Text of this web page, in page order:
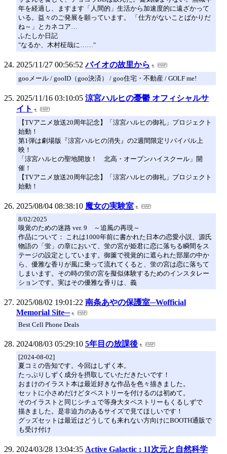
年を経過し、ますます「人間的」生活から加速度的に遠ざかって
いる。益々のご発展を願っています。 「仕方がないことばかりだ
ね～」とカネコア…
ふたしか日記
"なるか、木村柾哉に……"
2025/11/27 00:56:52 バイオの故里から
gooメール / gooID（goo決済） / goo住宅・不動産 / GOLF me!
2025/11/16 03:10:05 涼宮ハルヒの憂鬱 オフィシャルサ
イト
【TVアニメ放送20周年記念】「涼宮ハルヒの御礼」プロジェクト
始動！
第1弾は劇場版『涼宮ハルヒの消失』の2週間限定リバイバル上
映！
「涼宮ハルヒの聖地開放！ 北高・オープンハイスクール」開
催！
【TVアニメ放送20周年記念】「涼宮ハルヒの御礼」プロジェクト
始動！
2025/08/04 08:38:10 魔女の実験室
8/02/2025
嗅覚のための迷路 ver. 9 ～追風の再現～
作品について： これは1000年前に書かれた日本の恋愛小説、源氏
物語の「蛍」の章において、蛍の宮が姫君に恋に落ちる瞬間をス
テージの設定としています。御簾で視覚的に遮られた部屋の中か
ら、優雅な香りが風に乗って流れてくると、蛍の宮は恋に落ちて
しまいます。その時の蛍の宮を擬似体験するためのインスタレー
ションです。実はその優雅な香りは、義
2025/08/02 19:01:22 南条あやの保護室─Wofficial
Memorial Site─
Best Cell Phone Deals
2024/08/03 05:29:10 5年目の放課後
[2024-08-02]
夏コミの告知です。今回はしずく本。
たっぷりしずく成分を摂取していただきたいです！
おまけのイラスト本は最近好きな作品を色々描きました。
セットに小さめだけどタペストリーを付けるのは初めて。
そのイラストと同じシチュで等身大タペストリーもくるしずで
描きました。是非迫力のあるサイズで見てほしいです！
グッズセットは最近はどうしても来れない方向けにBOOTH通販で
も受け付け
2024/03/28 13:04:35 Active Galactic : 11次元と自然科学